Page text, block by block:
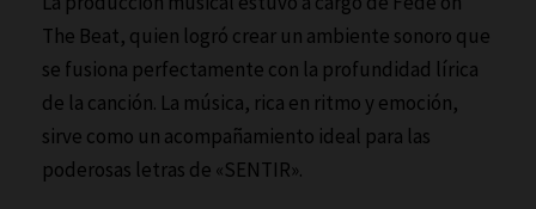
The Beat, quien logró crear un ambiente sonoro que
se fusiona perfectamente con la profundidad lírica
de la canción. La música, rica en ritmo y emoción,
sirve como un acompañamiento ideal para las
poderosas letras de «SENTIR».